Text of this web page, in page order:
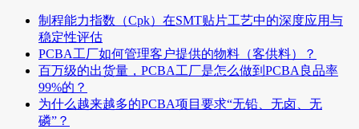
制程能力指数（Cpk）在SMT贴片工艺中的深度应用与
稳定性评估
PCBA工厂如何管理客户提供的物料（客供料）？
百万级的出货量，PCBA工厂是怎么做到PCBA良品率
99%的？
为什么越来越多的PCBA项目要求“无铅、无卤、无
磷”？